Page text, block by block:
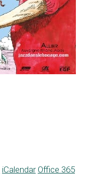
iCalendar Office 365